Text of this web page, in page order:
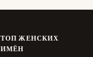
ТОП ЖЕНСКИХ
ИМЁН